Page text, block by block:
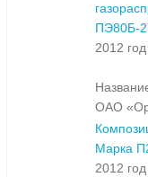
ПЭ80Б-
2012 год
ОАО
Марка
2012 год